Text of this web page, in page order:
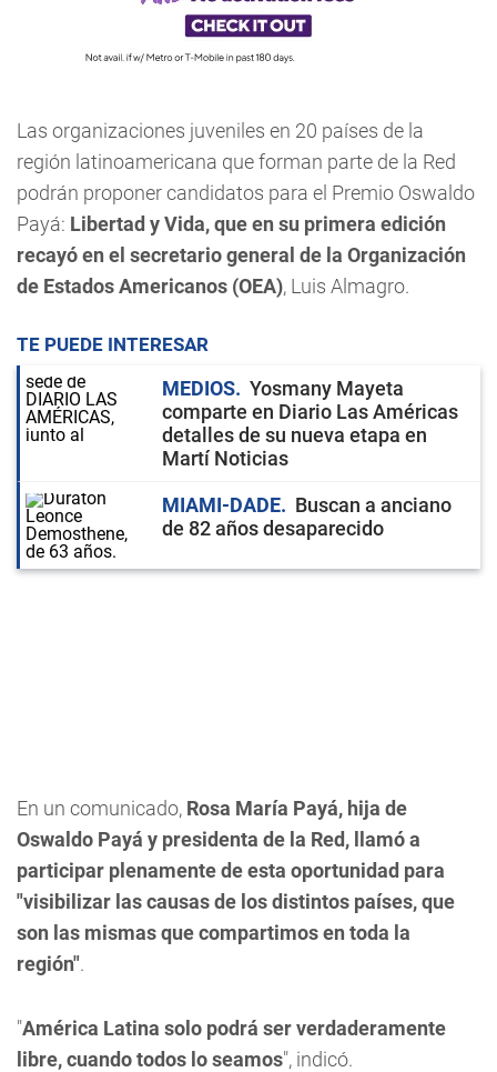
Las organizaciones juveniles en 20 países de la
región latinoamericana que forman parte de la Red
podrán proponer candidatos para el Premio Oswaldo
Payá: Libertad y Vida, que en su primera edición
recayó en el secretario general de la Organización
de Estados Americanos (OEA), Luis Almagro.
TE PUEDE INTERESAR
MEDIOS
Yosmany Mayeta
comparte en Diario Las Américas
detalles de su nueva etapa en
Martí Noticias
MIAMI-DADE
Buscan a anciano
de 82 años desaparecido
En un comunicado, Rosa María Payá, hija de
Oswaldo Payá y presidenta de la Red, llamó a
participar plenamente de esta oportunidad para
"visibilizar las causas de los distintos países, que
son las mismas que compartimos en toda la
región".
"América Latina solo podrá ser verdaderamente
libre, cuando todos lo seamos", indicó.